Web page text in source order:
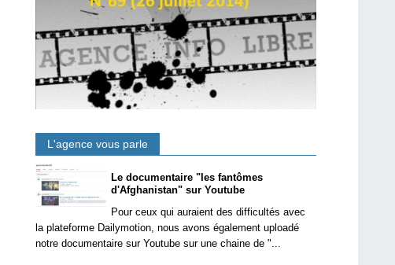
L'agence vous parle
Le documentaire "les fantômes
d'Afghanistan" sur Youtube
Pour ceux qui auraient des difficultés avec
la plateforme Dailymotion, nous avons également uploadé
notre documentaire sur Youtube sur une chaine de "...